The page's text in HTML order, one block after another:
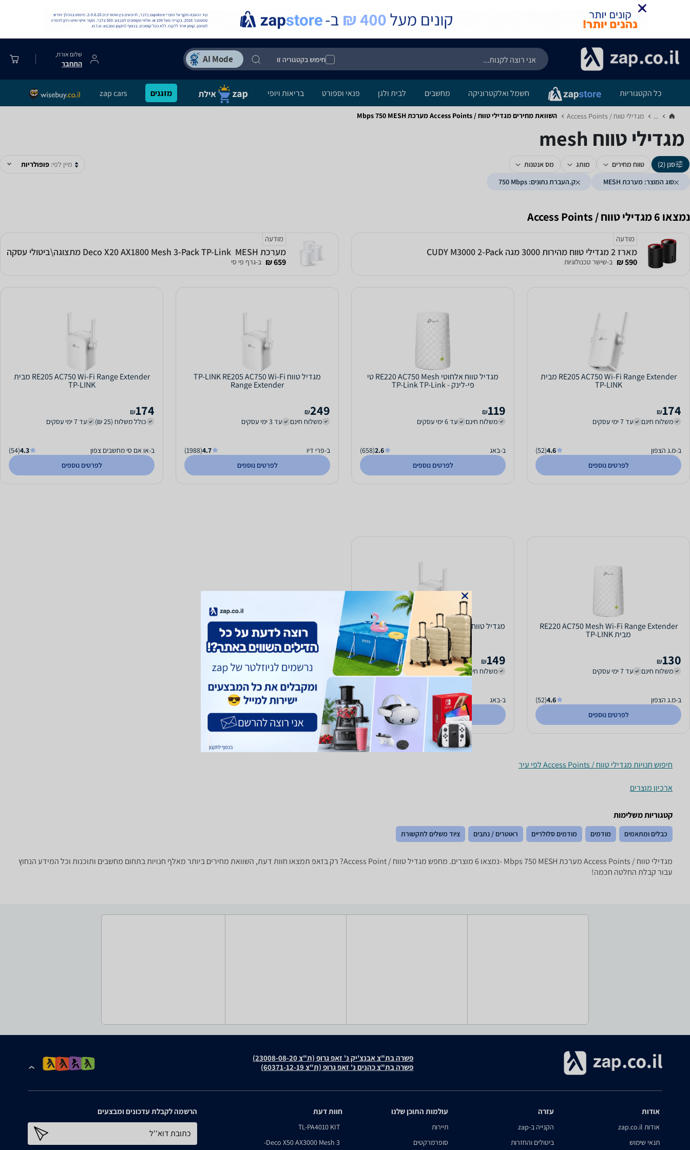
חיפוש בקטגוריה זו
שלום אורח,
התחבר
כל הקטגוריות חשמל ואלקטרוניקה מחשבים לבית ולגן פנאי וספורט בריאות ויופי מזגנים zap cars
... מגדילי טווח / Access Points‏ השוואת מחירים מגדילי טווח / Access Points ‏מערכת MESH ‏750 ‏Mbps
מגדילי טווח mesh
סנן (2) טווח מחירים מותג
מס אנטנות
סוג המוצר: מערכת MESH
ק.העברת נתונים: 750‎ Mbps
מיין לפי: פופולריות
נמצאו 6 מגדילי טווח / Access Points
מודעה
מארז 2 מגדילי טווח מהירות 3000 מגה CUDY M3000 2-Pack
590 ₪ ב-שישר טכנולוגיות
מודעה
מערכת MESH ‏ Deco X20 AX1800 Mesh 3-Pack TP-Link מתצוגה\ביטולי עסקה
659 ₪ ב-גרף פי סי
RE205 AC750 Wi-Fi Range Extender מבית
TP-LINK
174
₪
משלוח חינם
עד 7 ימי עסקים
ב-מ.ג הצפון 4.6
(52)
לפרטים נוספים
מגדיל טווח אלחוטי RE220 AC750 Mesh טי
פי-לינק - TP-Link TP-Link
119
₪
משלוח חינם
עד 6 ימי עסקים
ב-באג 2.6
(658)
לפרטים נוספים
מגדיל טווח TP-LINK RE205 AC750 Wi-Fi
Range Extender
249
₪
משלוח חינם
עד 3 ימי עסקים
ב-פרי דיו 4.7
(1988)
לפרטים נוספים
RE205 AC750 Wi-Fi Range Extender מבית
TP-LINK
174
₪
כולל משלוח (25 ₪)
עד 7 ימי עסקים
ב-או אם סי מחשבים צפון 4.3
(54)
לפרטים נוספים
RE220 AC750 Mesh Wi-Fi Range Extender
מבית TP-LINK
130
₪
משלוח חינם
עד 7 ימי עסקים
ב-מ.ג הצפון 4.6
(52)
לפרטים נוספים
מגדיל טווח RE205 AC750 טי פי-לינק - TP-Link
TP-Link
149
₪
משלוח חינם
עד 6 ימי עסקים
ב-באג 2.6
לפרטים נוספים
חיפוש חנויות מגדילי טווח / Access Points לפי עיר
ארכיון מוצרים
קטגוריות משלימות
כבלים ומתאמים מודמים מודמים סלולריים ראוטרים / נתבים ציוד משלים לתקשורת
מגדילי טווח / Access Points ‏מערכת MESH ‏750 ‏Mbps -נמצאו 6 מוצרים. מחפש מגדיל טווח / Access Point? רק בזאפ תמצאו חוות דעת, השוואת מחירים ביותר מאלף חנויות בתחום מחשבים ותוכנות וכל המידע הנחוץ
עבור קבלת החלטה חכמה!
פשרה בת"צ אבנצ'יק נ' זאפ גרופ (ת"צ 23008-08-20)
פשרה בת"צ כהנים נ' זאפ גרופ (ת"צ 60371-12-19)
אודות
אודות zap.co.il
תנאי שימוש
עזרה
הקנייה ב-zap
ביטולים והחזרות
עולמות התוכן שלנו
תיירות
סופרמרקטים
חוות דעת
TL-PA4010 KIT
Deco X50 AX3000 Mesh 3-
הרשמה לקבלת עדכונים ומבצעים
כתובת דוא''ל